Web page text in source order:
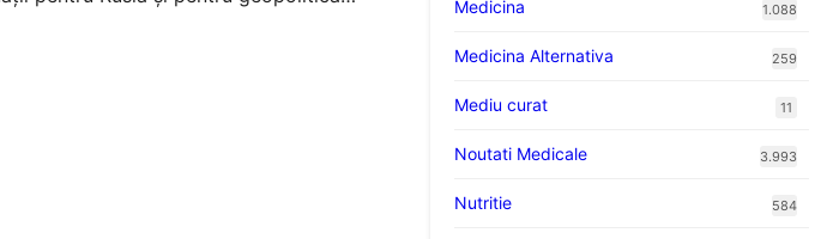
Medicina 1.088
Medicina Alternativa 259
Mediu curat 11
Noutati Medicale 3.993
Nutritie 584